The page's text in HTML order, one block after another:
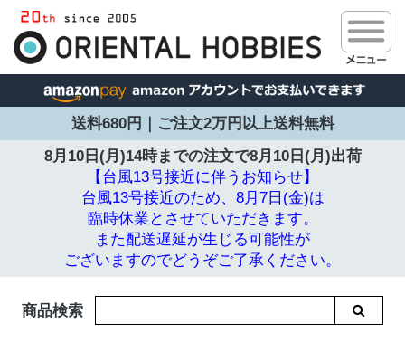
送料680円｜ご注文2万円以上送料無料
8月10日(月)14時までの注文で8月10日(月)出荷
【台風13号接近に伴うお知らせ】
台風13号接近のため、8月7日(金)は
臨時休業とさせていただきます。
また配送遅延が生じる可能性が
ございますのでどうぞご了承ください。
商品検索